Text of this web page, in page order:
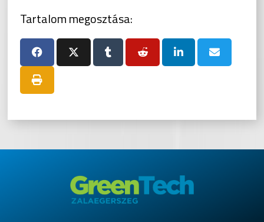
Tartalom megosztása: